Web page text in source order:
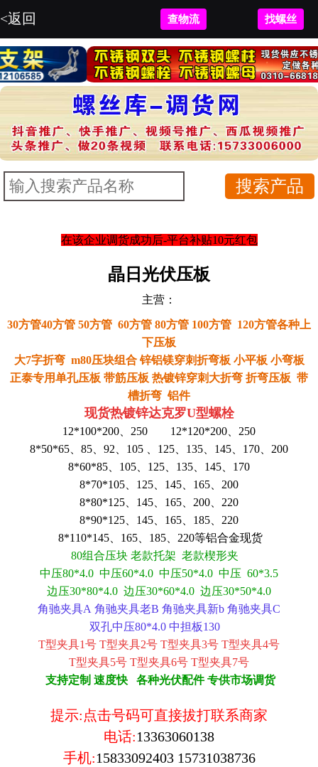
<返回 查物流 找螺丝
在该企业调货成功后-平台补贴10元红包
晶日光伏压板
主营：
30方管40方管 50方管 60方管 80方管 100方管 120方管各种上
下压板
大7字折弯 m80压块组合 锌铝镁穿刺折弯板 小平板 小弯板
正泰专用单孔压板 带筋压板 热镀锌穿刺大折弯 折弯压板 带
槽折弯 铝件
现货热镀锌达克罗U型螺栓
12*100*200、250 12*120*200、250
8*50*65、85、92、105 、125、135、145、170、200
8*60*85、105、125、135、145、170
8*70*105、125、145、165、200
8*80*125、145、165、200、220
8*90*125、145、165、185、220
8*110*145、165、185、220等铝合金现货
80组合压块 老款托架 老款楔形夹
中压80*4.0 中压60*4.0 中压50*4.0 中压 60*3.5
边压30*80*4.0 边压30*60*4.0 边压30*50*4.0
角驰夹具A 角驰夹具老B 角驰夹具新b 角驰夹具C
双孔中压80*4.0 中担板130
T型夹具1号 T型夹具2号 T型夹具3号 T型夹具4号
T型夹具5号 T型夹具6号 T型夹具7号
支持定制 速度快 各种光伏配件 专供市场调货
提示:点击号码可直接拔打联系商家
电话:13363060138
手机:15833092403 15731038736